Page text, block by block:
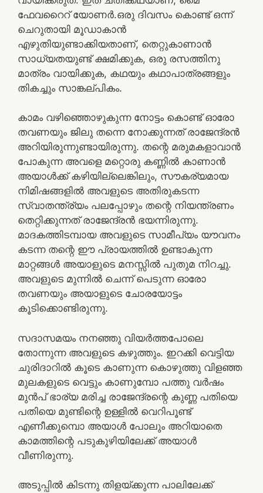
ഫേവറൈറ് യോണർ.ഒരു ദിവസം കൊണ്ട് ഒന്ന്
ചെറുതായി മൂഡാകാൻ
എഴുതിയുണ്ടാക്കിയതാണ്, തെറ്റുകാണാൻ
സാധ്യതയുണ്ട് ക്ഷമിക്കുക, ഒരു രസത്തിനു
മാത്രം വായിക്കുക, കഥയും കഥാപാത്രങ്ങളും
തികച്ചും സാങ്കല്പികം.
കാമം വഴിഞ്ഞൊഴുകുന്ന നോട്ടം കൊണ്ട് ഓരോ
തവണയും ജിലു തന്നെ നോക്കുന്നത് രാജേന്ദ്രൻ
അറിയിരുന്നുണ്ടായിരുന്നു. തന്റെ മരുമകളാവാൻ
പോകുന്ന അവളെ മറ്റൊരു കണ്ണിൽ കാണാൻ
അയാൾക്ക് കഴിയില്ലെങ്കിലും, സൗകര്യമായ
നിമിഷങ്ങളിൽ അവളുടെ അതിരുകടന്ന
സ്വാതന്ത്ര്യം പലപ്പോഴും തന്റെ നിയന്ത്രണം
തെറ്റിക്കുന്നത് രാജേന്ദ്രൻ ഭയന്നിരുന്നു.
മാദകത്തിടമ്പായ അവളുടെ സാമീപ്യം യൗവനം
കടന്ന തന്റെ ഈ പ്രായത്തിൽ ഉണ്ടാകുന്ന
മാറ്റങ്ങൾ അയാളുടെ മനസ്സിൽ പുതുമ നിറച്ചു.
അവളുടെ മുന്നിൽ ചെന്ന് പെടുന്ന ഓരോ
തവണയും അയാളുടെ ചോരയോട്ടം
കൂടിക്കൊണ്ടിരുന്നു.
സദാസമയം നനഞ്ഞു വിയർത്തപോലെ
തോന്നുന്ന അവളുടെ കഴുത്തും. ഇറക്കി വെട്ടിയ
ചുരിദാറിൽ കൂടെ കാണുന്ന കൊഴുത്തു വിളഞ്ഞ
മുലകളുടെ വെട്ടും കാണുമ്പോ പത്തു വർഷം
മുൻപ് ഭാര്യ മരിച്ച രാജേന്ദ്രന്റെ കുണ്ണ പതിയെ
പതിയെ മുണ്ടിന്റെ ഉള്ളിൽ വെറിപൂണ്ട്
എണീക്കുമ്പൊ അയാൾ പോലും അറിയാതെ
കാമത്തിന്റെ പടുകുഴിയിലേക്ക് അയാൾ
വീണിരുന്നു.
അടുപ്പിൽ കിടന്നു തിളയ്ക്കുന്ന പാലിലേക്ക്